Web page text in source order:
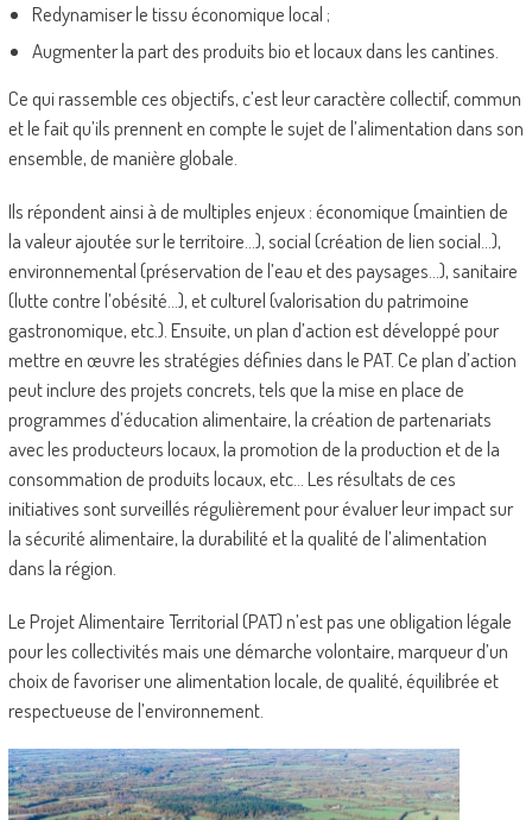
Redynamiser le tissu économique local ;
Augmenter la part des produits bio et locaux dans les cantines.
Ce qui rassemble ces objectifs, c’est leur caractère collectif, commun
et le fait qu’ils prennent en compte le sujet de l’alimentation dans son
ensemble, de manière globale.
Ils répondent ainsi à de multiples enjeux : économique (maintien de
la valeur ajoutée sur le territoire…), social (création de lien social…),
environnemental (préservation de l’eau et des paysages…), sanitaire
(lutte contre l’obésité…), et culturel (valorisation du patrimoine
gastronomique, etc.). Ensuite, un plan d’action est développé pour
mettre en œuvre les stratégies définies dans le PAT. Ce plan d’action
peut inclure des projets concrets, tels que la mise en place de
programmes d’éducation alimentaire, la création de partenariats
avec les producteurs locaux, la promotion de la production et de la
consommation de produits locaux, etc… Les résultats de ces
initiatives sont surveillés régulièrement pour évaluer leur impact sur
la sécurité alimentaire, la durabilité et la qualité de l’alimentation
dans la région.
Le Projet Alimentaire Territorial (PAT) n’est pas une obligation légale
pour les collectivités mais une démarche volontaire, marqueur d’un
choix de favoriser une alimentation locale, de qualité, équilibrée et
respectueuse de l’environnement.